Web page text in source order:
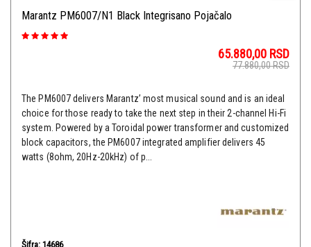
Marantz PM6007/N1 Black Integrisano Pojačalo
65.880,00 RSD
77.880,00RSD
The PM6007 delivers Marantz’ most musical sound and is an ideal
choice for those ready to take the next step in their 2-channel Hi-Fi
system. Powered by a Toroidal power transformer and customized
block capacitors, the PM6007 integrated amplifier delivers 45
watts (8ohm, 20Hz-20kHz) of p...
Šifra: 14686